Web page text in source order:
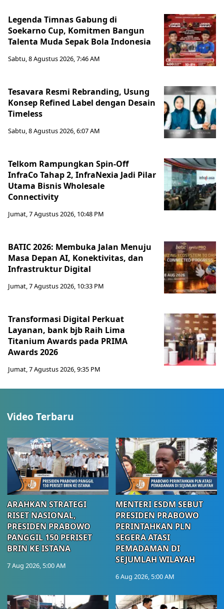
Legenda Timnas Gabung di
Soekarno Cup, Komitmen Bangun
Talenta Muda Sepak Bola Indonesia
Sabtu, 8 Agustus 2026, 7:46 AM
Tesavara Resmi Rebranding, Usung
Konsep Refined Label dengan Desain
Timeless
Sabtu, 8 Agustus 2026, 6:07 AM
Telkom Rampungkan Spin-Off
InfraCo Tahap 2, InfraNexia Jadi Pilar
Utama Bisnis Wholesale
Connectivity
Jumat, 7 Agustus 2026, 10:48 PM
BATIC 2026: Membuka Jalan Menuju
Masa Depan AI, Konektivitas, dan
Infrastruktur Digital
Jumat, 7 Agustus 2026, 10:33 PM
Transformasi Digital Perkuat
Layanan, bank bjb Raih Lima
Titanium Awards pada PRIMA
Awards 2026
Jumat, 7 Agustus 2026, 9:35 PM
Video Terbaru
ARAHKAN STRATEGI
RISET NASIONAL,
PRESIDEN PRABOWO
PANGGIL 150 PERISET
BRIN KE ISTANA
7 Aug 2026, 5:00 AM
MENTERI ESDM SEBUT
PRESIDEN PRABOWO
PERINTAHKAN PLN
SEGERA ATASI
PEMADAMAN DI
SEJUMLAH WILAYAH
6 Aug 2026, 5:00 AM